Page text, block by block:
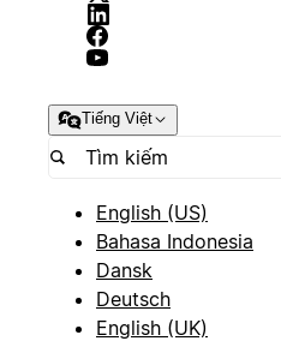
Tiếng Việt
English (US)
Bahasa Indonesia
Dansk
Deutsch
English (UK)